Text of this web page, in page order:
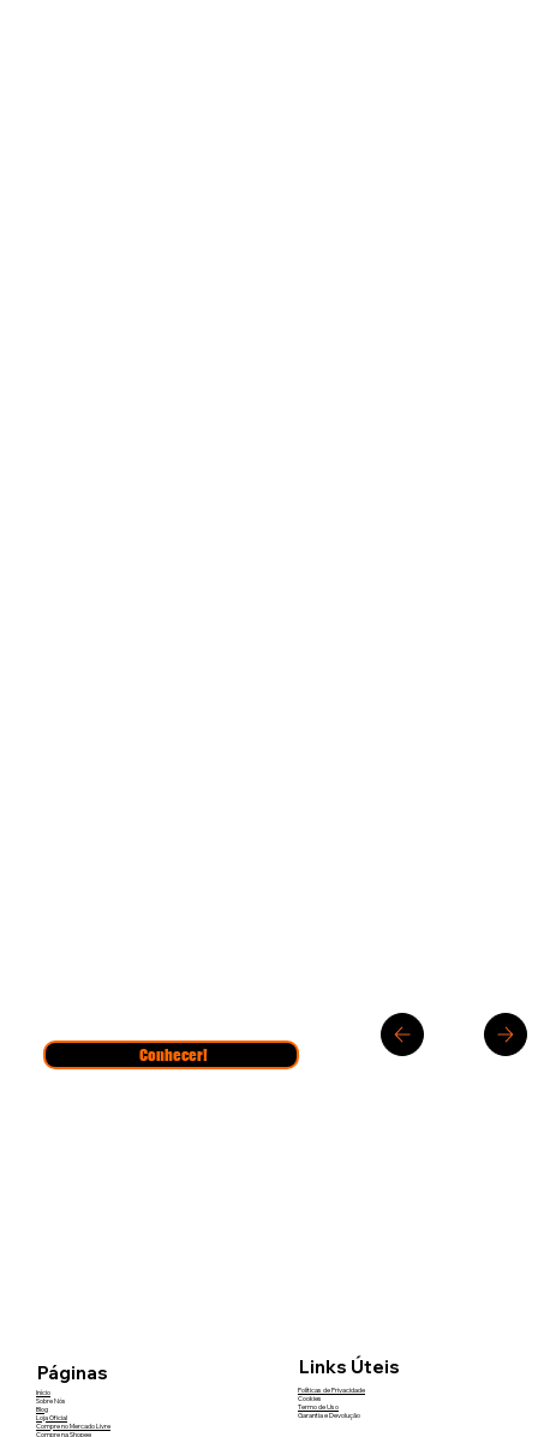
Conhecer!
Páginas
Início
Sobre Nós
Blog
Loja Oficial
Compre no Mercado Livre
Compre na Shopee
Links Úteis
Políticas de Privacidade
Cookies
Termo de Uso
Garantia e Devolução